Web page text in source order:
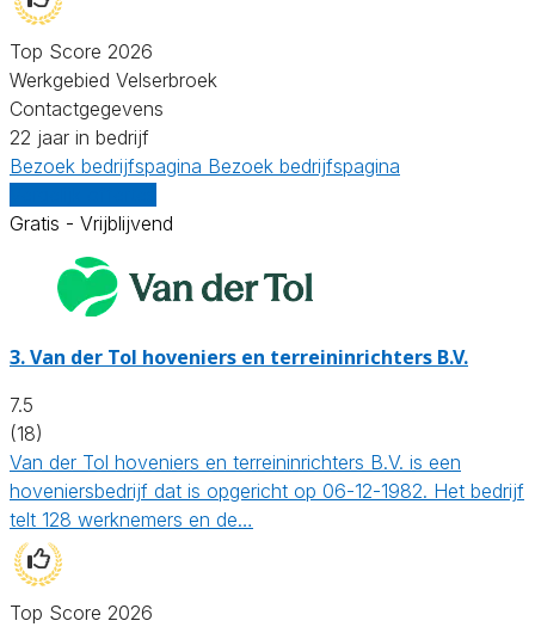
Top Score 2026
Werkgebied Velserbroek
Contactgegevens
22 jaar in bedrijf
Bezoek bedrijfspagina Bezoek bedrijfspagina
Gratis - Vrijblijvend
3.Van der Tol hoveniers en terreininrichters B.V.
7.5
(18)
Van der Tol hoveniers en terreininrichters B.V. is een
hoveniersbedrijf dat is opgericht op 06-12-1982. Het bedrijf
telt 128 werknemers en de…
Top Score 2026